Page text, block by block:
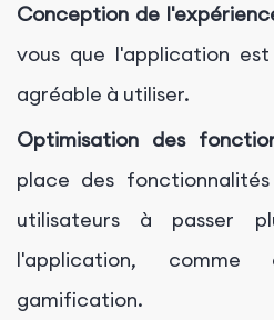
Conception de
vous que l'application
agréable à utiliser.
Optimisation des
place des
utilisateurs à passer
l'application,
gamification.